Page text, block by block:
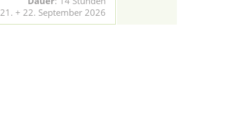
21. + 22. September 2026